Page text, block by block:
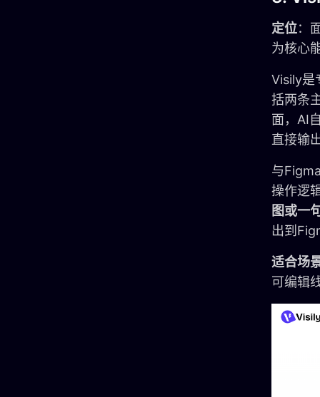
定位：
为核心
Visily是
括两条
面，AI
直接输
与
操作逻
图或一
出到
适合场
可编辑